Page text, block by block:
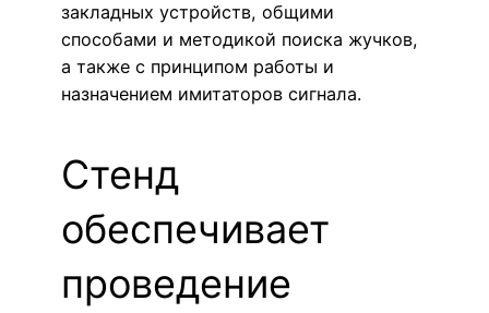
закладных устройств, общими
способами и методикой поиска жучков,
а также с принципом работы и
назначением имитаторов сигнала.
Стенд
обеспечивает
проведение